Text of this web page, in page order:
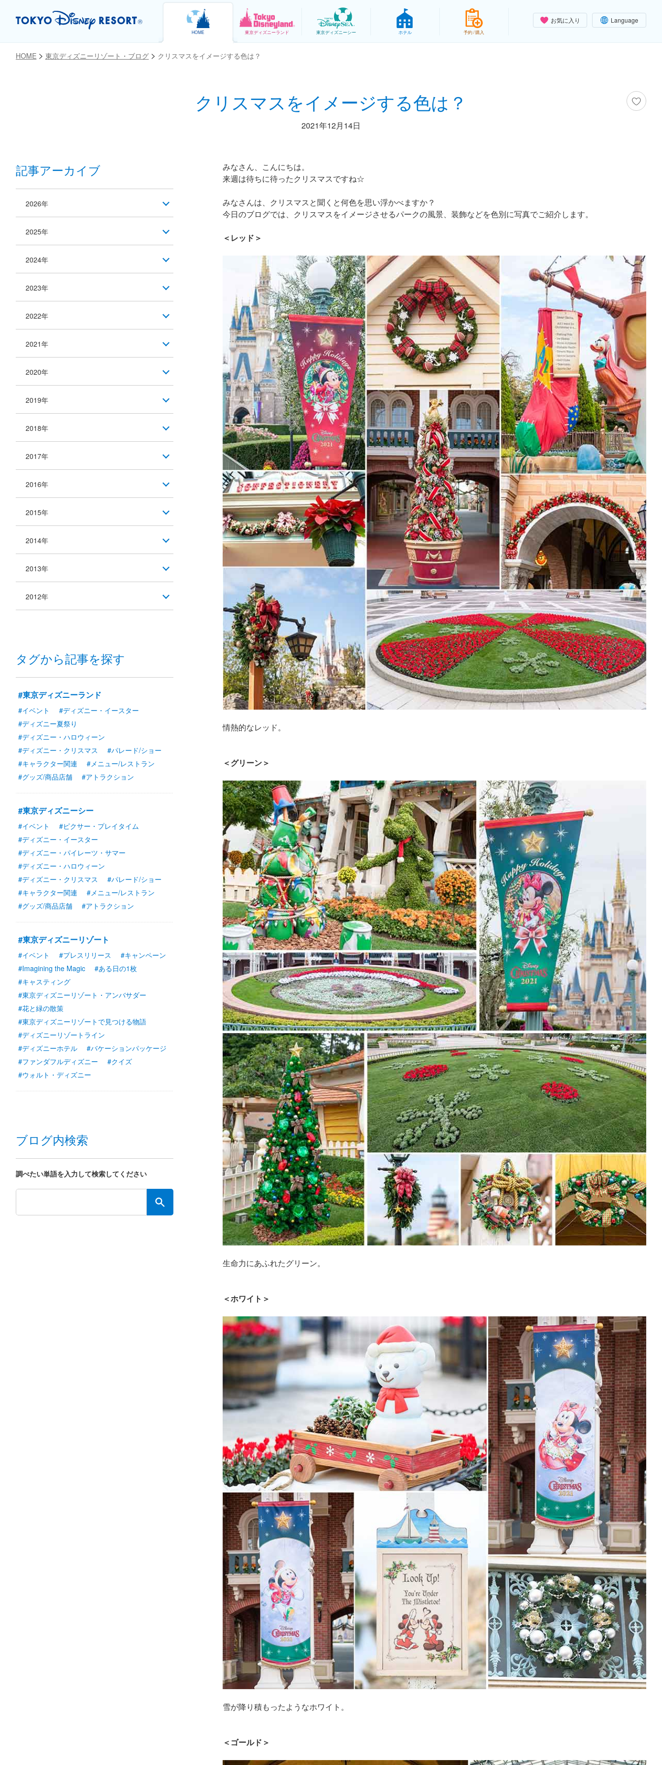
お気に入り Language
HOME 東京ディズニーランド 東京ディズニーシー ホテル 予約 / 購入
HOME 東京ディズニーリゾート・ブログ クリスマスをイメージする色は？
クリスマスをイメージする色は？
2021年12月14日
みなさん、こんにちは。
来週は待ちに待ったクリスマスですね☆
みなさんは、クリスマスと聞くと何色を思い浮かべますか？
今日のブログでは、クリスマスをイメージさせるパークの風景、装飾などを色別に写真でご紹介します。
＜レッド＞
情熱的なレッド。
＜グリーン＞
生命力にあふれたグリーン。
＜ホワイト＞
雪が降り積もったようなホワイト。
＜ゴールド＞
記事アーカイブ
2026年
2025年
2024年
2023年
2022年
2021年
2020年
2019年
2018年
2017年
2016年
2015年
2014年
2013年
2012年
タグから記事を探す
#東京ディズニーランド
#イベント
#ディズニー・イースター
#ディズニー夏祭り
#ディズニー・ハロウィーン
#ディズニー・クリスマス
#パレード/ショー
#キャラクター関連
#メニュー/レストラン
#グッズ/商品店舗
#アトラクション
#東京ディズニーシー
#イベント
#ピクサー・プレイタイム
#ディズニー・イースター
#ディズニー・パイレーツ・サマー
#ディズニー・ハロウィーン
#ディズニー・クリスマス
#パレード/ショー
#キャラクター関連
#メニュー/レストラン
#グッズ/商品店舗
#アトラクション
#東京ディズニーリゾート
#イベント #プレスリリース
#キャンペーン
#Imagining the Magic
#ある日の1枚
#キャスティング
#東京ディズニーリゾート・アンバサダー
#花と緑の散策
#東京ディズニーリゾートで見つける物語
#ディズニーリゾートライン
#ディズニーホテル
#バケーションパッケージ
#ファンダフルディズニー
#クイズ
#ウォルト・ディズニー
ブログ内検索
調べたい単語を入力して検索してください